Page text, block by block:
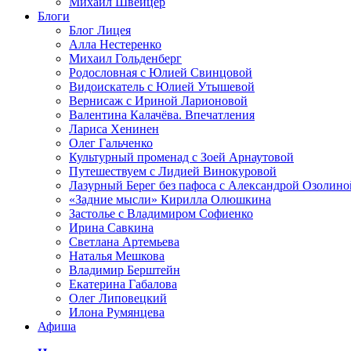
Блоги
Блог Лицея
Алла Нестеренко
Михаил Гольденберг
Родословная с Юлией Свинцовой
Видоискатель с Юлией Утышевой
Вернисаж с Ириной Ларионовой
Валентина Калачёва. Впечатления
Лариса Хенинен
Олег Гальченко
Культурный променад с Зоей Арнаутовой
Путешествуем с Лидией Винокуровой
Лазурный Берег без пафоса с Александрой
«Задние мысли» Кирилла Олюшкина
Застолье с Владимиром Софиенко
Ирина Савкина
Светлана Артемьева
Наталья Мешкова
Владимир Берштейн
Екатерина Габалова
Олег Липовецкий
Илона Румянцева
Афиша